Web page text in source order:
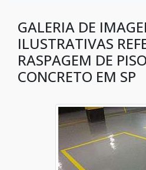
Comprar piso epoxi
Preço do piso epoxi
Piso epoxi antiderrapante
Aplicação de epóxi em
Aplicação de epóxi em
GALERIA DE
ILUSTRATIVAS
RASPAGEM DE
CONCRETO EM SP